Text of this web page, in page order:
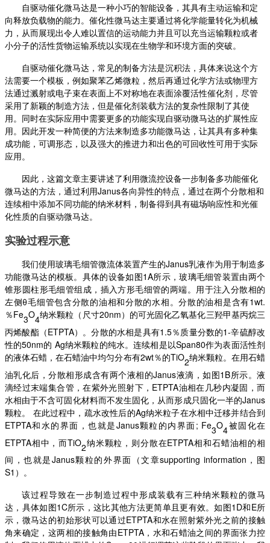
自驱动催化微马达是一种小巧的智能设备，其具有主动运输和定
向释放负载物的能力。催化性微马达主要通过将化学能量转化为机械
力，从而展现出令人难以置信的运动能力并且可以充当运输颗粒或者
小分子的活性货物运输系统以实现在生物学和环境方面的突破。
自驱动催化微马达，常见的制备方法是沉积法，具体来说这个方
法需要一个模板，例如聚苯乙烯微粒，然后再通过化学方法或物理方
法通过溅射或电子束在表面上不对称地在表面涂覆活性催化剂，尽管
采用了新颖的制造方法，但是催化剂装载方法的复杂性限制了其使
用。同时在实际应用中需要更多的功能实现自驱动微马达的扩展性应
用。因此开发一种简便的方法来制造多功能微马达，让其具有多种集
成功能，可调形态，以及强大的推进力和出色的可回收性可用于实际
应用。
因此，这篇文章主要讲述了利用微流控设备一步制备多功能催化
微马达的方法，通过利用Janus各向异性的特点，通过在两个分散相和
连续相中添加不同功能的纳米材料，制备得到具有磁场响应性和光催
化性质的自驱动微马达。
实验过程示意
我们使用玻璃毛细管微流体装置产生的Janus乳液作为用于制造多
功能微马达的模板。具体的设备如图1A所示，玻璃毛细管装置由两个
锥形圆柱形毛细管组成，插入方形毛细管的两端。用于注入分散相的
左侧θ毛细管包含分散的油相和分散的水相。分散的油相是含有1wt.
％Fe3O4纳米颗粒（尺寸20nm）的可光固化乙氧基化三羟甲基丙烷三
丙烯酸酯（ETPTA）。分散的水相是具有1.5％质量分数的1-辛硫醇改
性的50nm的 Ag纳米颗粒的纯水。连续相是以Span80作为表面活性剂
的液体石蜡，在石蜡油中均匀分布有2wt％的TiO2纳米颗粒。在用石蜡
油乳化后，分散相形成含有两个液相的Janus液滴，如图1B所示。液
滴经过末端集合管，在紫外光照射下，ETPTA油相在几秒内凝固，而
水相由于不含可固化材料而不发生固化，从而形成只固化一半的Janus
颗粒。 在此过程中，疏水改性后的Ag纳米粒子在水相中迁移并结合到
ETPTA和水的界面，也就是Janus颗粒的内界面; Fe3O4被固化在
ETPTA相中，而TiO2纳米颗粒，则分散在ETPTA相和石蜡油相的相
间，也就是Janus颗粒的外界面（文章supporting information，图
S1）。
该过程导致在一步制造过程中形成装载有三种纳米颗粒的微马
达，具体如图1C所示，这比其他方法更简单且更有效。如图1D和E所
示，微马达的初始形状可以通过ETPTA和水在照射紫外光之前的接触
角来确定，这两相的接触角由ETPTA，水和石蜡油之间的界面张力控